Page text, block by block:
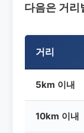
다음은 거리
거리
5km 이내
10km 이내